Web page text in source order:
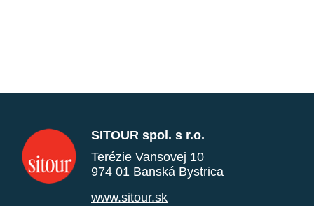
SITOUR spol. s r.o.
Terézie Vansovej 10
974 01 Banská Bystrica
www.sitour.sk